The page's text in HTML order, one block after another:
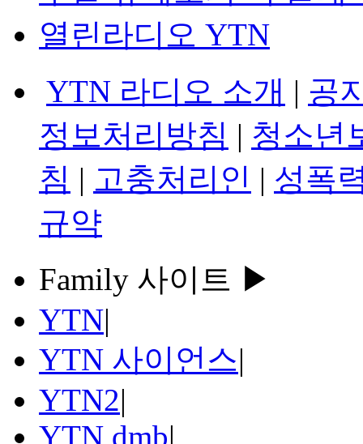
열린라디오 YTN
YTN 라디오 소개 | 공
정보처리방침 | 청소년
침 | 고충처리인 | 성폭
규약
Family 사이트 ▶
YTN|
YTN 사이언스|
YTN2|
YTN dmb|